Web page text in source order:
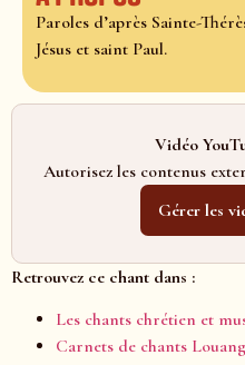
Paroles d’après Sainte-
Jésus et saint Paul.
Vidéo
Autorisez les contenus
Gérer les
Retrouvez ce chant dans :
Les chants chrétien et
Carnets de chants